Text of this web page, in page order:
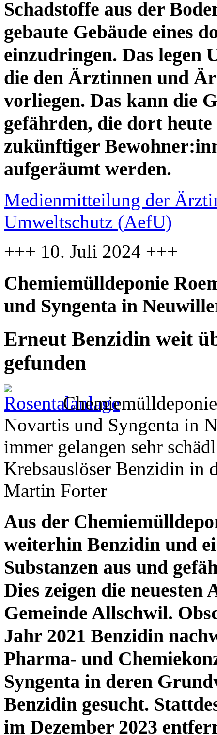
Schadstoffe aus der
gebaute Gebäude eines
einzudringen. Das legen
die den Ärztinnen und
vorliegen. Das kann die
gefährden, die dort
zukünftiger
aufgeräumt werden.
Medienmitteilung der
Umweltschutz (AefU)
+++ 10. Juli 2024 +++
Chemiemülldeponie
und Syngenta in
Erneut Benzidin weit
gefunden
Novartis und Syngenta in
immer gelangen sehr
Krebsauslöser Benzidin in
Martin Forter
Aus der
weiterhin Benzidin und
Substanzen aus und
Dies zeigen die neuesten
Gemeinde Allschwil.
Jahr 2021 Benzidin
Pharma- und
Syngenta in deren
Benzidin gesucht.
im Dezember 2023